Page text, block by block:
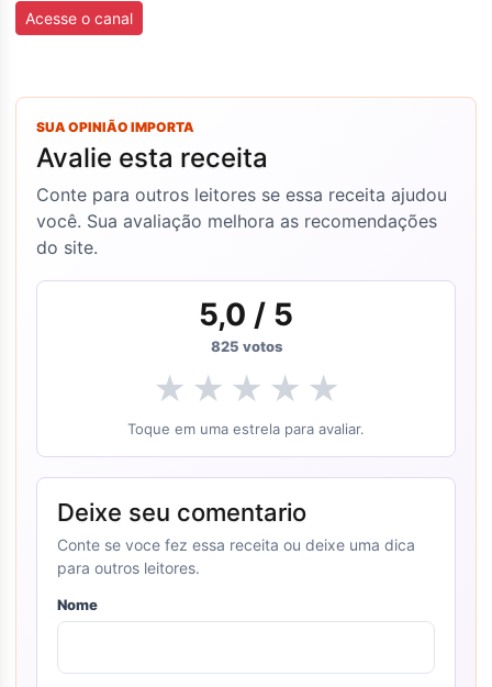
Acesse o canal
SUA OPINIÃO IMPORTA
Avalie esta receita
Conte para outros leitores se essa receita ajudou
você. Sua avaliação melhora as recomendações
do site.
5,0 / 5
825 votos
★ ★ ★ ★ ★
Toque em uma estrela para avaliar.
Deixe seu comentario
Conte se voce fez essa receita ou deixe uma dica
para outros leitores.
Nome